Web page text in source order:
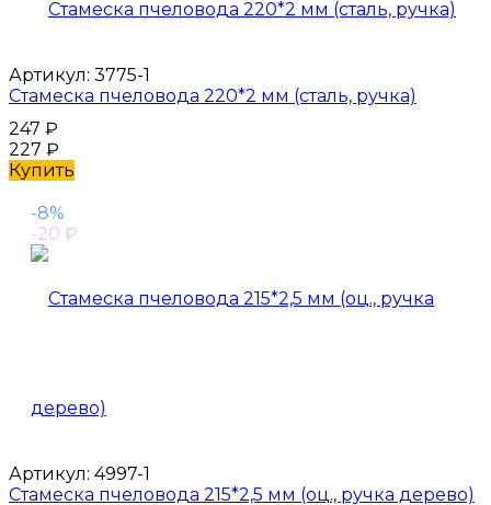
Артикул: 3775-1
Стамеска пчеловода 220*2 мм (сталь, ручка)
247 ₽
227 ₽
Купить
-8%
-20 ₽
Артикул: 4997-1
Стамеска пчеловода 215*2,5 мм (оц., ручка дерево)